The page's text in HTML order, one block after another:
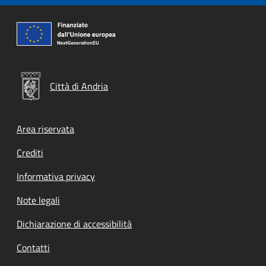
Città di Andria
Footer menu
Area riservata
Crediti
Informativa privacy
Note legali
Dichiarazione di accessibilità
Contatti